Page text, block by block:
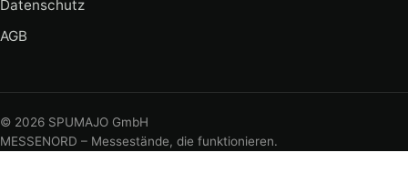
Datenschutz
AGB
© 2026 SPUMAJO GmbH
MESSENORD – Messestände, die funktionieren.